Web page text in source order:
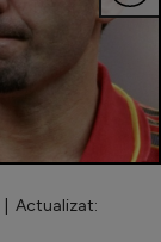
Actualizat: